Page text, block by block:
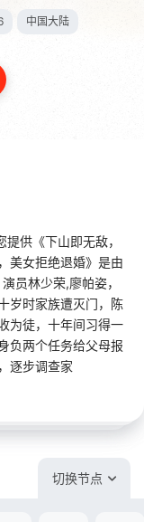
中国大陆
供《下山即无敌，
美女拒绝退婚》是由
员林少荣,廖帕姿，
岁时家族遭灭门，陈
为徒，十年间习得一
负两个任务给父母报
逐步调查家
切换节点